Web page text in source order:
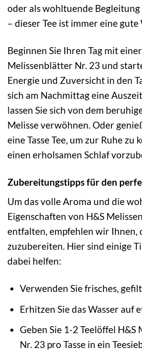
oder als wohltuende
– dieser Tee ist immer eine gute
Beginnen Sie Ihren Tag mit einer
Melissenblätter Nr. 23 und
Energie und Zuversicht in den
sich am Nachmittag eine
lassen Sie sich von dem
Melisse verwöhnen. Oder
eine Tasse Tee, um zur Ruhe zu
einen erholsamen Schlaf
Zubereitungstipps für den
Um das volle Aroma und die
Eigenschaften von H&S
entfalten, empfehlen wir Ihnen,
zuzubereiten. Hier sind einige
dabei helfen:
Verwenden Sie frisches,
Erhitzen Sie das Wasser auf
Geben Sie 1-2 Teelöffel
Nr. 23 pro Tasse in ein